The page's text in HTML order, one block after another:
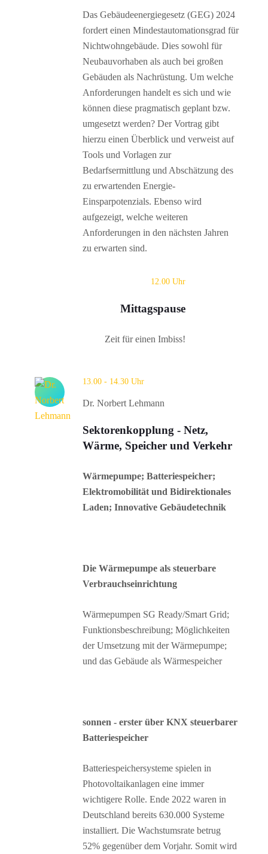
Das Gebäudeenergiegesetz (GEG) 2024
fordert einen Mindestautomationsgrad für
Nichtwohngebäude. Dies sowohl für
Neubauvorhaben als auch bei großen
Gebäuden als Nachrüstung. Um welche
Anforderungen handelt es sich und wie
können diese pragmatisch geplant bzw.
umgesetzt werden? Der Vortrag gibt
hierzu einen Überblick und verweist auf
Tools und Vorlagen zur
Bedarfsermittlung und Abschätzung des
zu erwartenden Energie-
Einsparpotenzials. Ebenso wird
aufgezeigt, welche weiteren
Anforderungen in den nächsten Jahren
zu erwarten sind.
12.00 Uhr
Mittagspause
Zeit für einen Imbiss!
13.00 - 14.30 Uhr
Dr. Norbert Lehmann
Sektorenkopplung - Netz,
Wärme, Speicher und Verkehr
Wärmepumpe; Batteriespeicher;
Elektromobilität und Bidirektionales
Laden; Innovative Gebäudetechnik
Die Wärmepumpe als steuerbare
Verbrauchseinrichtung
Wärmepumpen SG Ready/Smart Grid;
Funktionsbeschreibung; Möglichkeiten
der Umsetzung mit der Wärmepumpe;
und das Gebäude als Wärmespeicher
sonnen - erster über KNX steuerbarer
Batteriespeicher
Batteriespeichersysteme spielen in
Photovoltaikanlagen eine immer
wichtigere Rolle. Ende 2022 waren in
Deutschland bereits 630.000 Systeme
installiert. Die Wachstumsrate betrug
52% gegenüber dem Vorjahr. Somit wird